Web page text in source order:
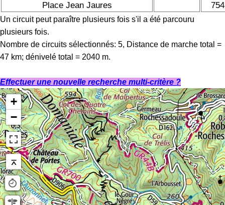
Place Jean Jaures
Un circuit peut paraître plusieurs fois s'il a été parcouru
plusieurs fois.
Nombre de circuits sélectionnés: 5, Distance de marche total =
47 km; dénivelé total = 2040 m.
Effectuer une nouvelle recherche multi-critère ?
+
−
⌅